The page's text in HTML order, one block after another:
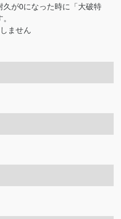
が0になった時に「大破特
ません